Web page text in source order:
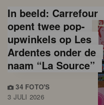
In beeld: Carrefour
opent twee pop-
upwinkels op Les
Ardentes onder de
naam “La Source”
34 FOTO'S
3 JULI 2026